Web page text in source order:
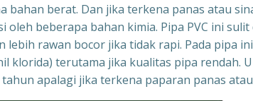
berat. Dan jika terkena panas atau
oleh beberapa bahan kimia. Pipa PVC ini
lebih rawan bocor jika tidak rapi. Pada pipa
klorida) terutama jika kualitas pipa rendah.
apalagi jika terkena paparan panas